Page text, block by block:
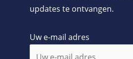
updates te ontvangen.
Uw e-mail adres